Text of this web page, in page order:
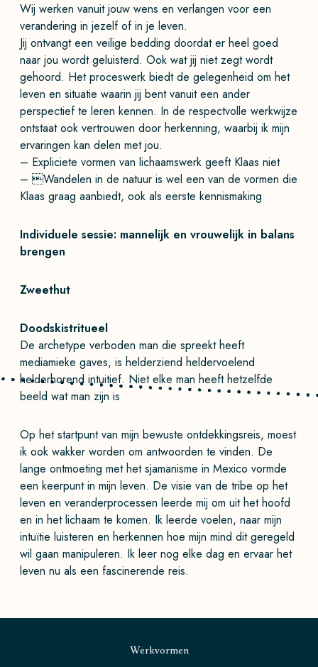
Wij werken vanuit jouw wens en verlangen voor een
verandering in jezelf of in je leven.
Jij ontvangt een veilige bedding doordat er heel goed
naar jou wordt geluisterd. Ook wat jij niet zegt wordt
gehoord. Het proceswerk biedt de gelegenheid om het
leven en situatie waarin jij bent vanuit een ander
perspectief te leren kennen. In de respectvolle werkwijze
ontstaat ook vertrouwen door herkenning, waarbij ik mijn
ervaringen kan delen met jou.
– Expliciete vormen van lichaamswerk geeft Klaas niet
– Wandelen in de natuur is wel een van de vormen die
Klaas graag aanbiedt, ook als eerste kennismaking
Individuele sessie: mannelijk en vrouwelijk in balans
brengen
Zweethut
Doodskistritueel
De archetype verboden man die spreekt heeft
mediamieke gaves, is helderziend heldervoelend
helderhorend intuitief. Niet elke man heeft hetzelfde
beeld wat man zijn is
Op het startpunt van mijn bewuste ontdekkingsreis, moest
ik ook wakker worden om antwoorden te vinden. De
lange ontmoeting met het sjamanisme in Mexico vormde
een keerpunt in mijn leven. De visie van de tribe op het
leven en veranderprocessen leerde mij om uit het hoofd
en in het lichaam te komen. Ik leerde voelen, naar mijn
intuïtie luisteren en herkennen hoe mijn mind dit geregeld
wil gaan manipuleren. Ik leer nog elke dag en ervaar het
leven nu als een fascinerende reis.
Werkvormen